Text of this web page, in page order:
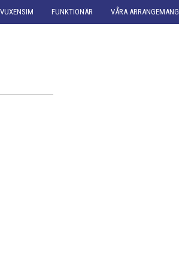
VUXENSIM FUNKTIONÄR VÅRA ARRANGEMANG